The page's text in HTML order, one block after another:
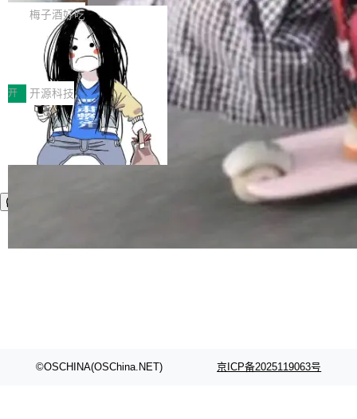
续增长的AI成本该如何优化。 深信服AI算力网关
正是围绕这些实际问题，从Token治理和成本治
理两个方面，让用户的每一份算力都看得清、管
得住、用得稳、省得下、更安全！ 一、从现在开
始，Token使用一目...
wat（Google 员工编号 23，Jeff Dean 二十多
年的编程搭档，MapReduce 和 Bigtable 的共同
作者）、Quoc Le（Google 大脑核心成员，Se
q2Seq 和 DocAI 的共同发明人）以及 Oriol Vin
yals（Gemini 联合负责人，AlphaSta...
把「看得清、用母语、记得住」三件事一次补
齐。 SolonCode 是什么 SolonCode 是杭州无
耳科技研发的企业级终端编码智能体——一位全
中文驱动的数字员工，自主理解需求、规划步
骤、编写代码。不挑模型、不挑平台，curl 一行
装完即用。 开源地址：Gitee · GitCode · GitHu
b 安装 支持 Java 8+（8~26）、macOS / Linu
x / Windows / Harmony PC。 # macOS / Linu
x / Harmony PC curl -fsSL https://solon.noea
梅子酒好吃
让“代码语义理解”深度释放AI Coding
价值潜能：华为云码道（CodeArts）
代码仓技术解析
一、代码仓深度理解技术的作用与价值 在软件工
程实践中，代码仓是企业核心知识资产的主要载
体。企业级代码仓库通常包含数十万乃至数百万
个文件，其规模远超单次模型调用可承载的上下
文窗口。随着项目规模的持续扩张与代码历史的
不断累积，代码仓中的模块关系、接口契约、业
务逻辑等关键信息往往分散于数十乃至数百个文
件之中，形成高度复杂的知识关联网络。传统的
开 开源科技
©OSCHINA(OSChina.NET) 京ICP备2025119063号